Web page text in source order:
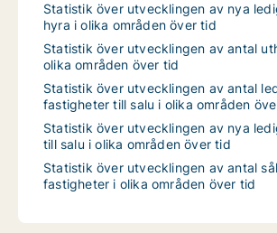
Statistik över utvecklingen av nya
hyra i olika områden över tid
Statistik över utvecklingen av antal
olika områden över tid
Statistik över utvecklingen av antal
fastigheter till salu i olika områden
Statistik över utvecklingen av nya
till salu i olika områden över tid
Statistik över utvecklingen av antal
fastigheter i olika områden över tid